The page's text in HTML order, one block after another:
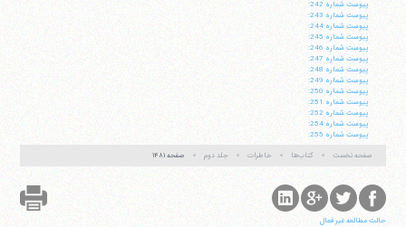
پيوست شماره 242:
پيوست شماره 243:
پيوست شماره 244:
پيوست شماره 245:
پيوست شماره 246:
پيوست شماره 247:
پيوست شماره 248:
پيوست شماره 249:
پيوست شماره 250:
پيوست شماره 251:
پيوست شماره 252:
پيوست شماره 254:
پيوست شماره 255:
صفحه نخست
کتاب‌ها خاطرات جلد دوم صفحه ۱۴۸۱
حالت مطالعه غیر فعال